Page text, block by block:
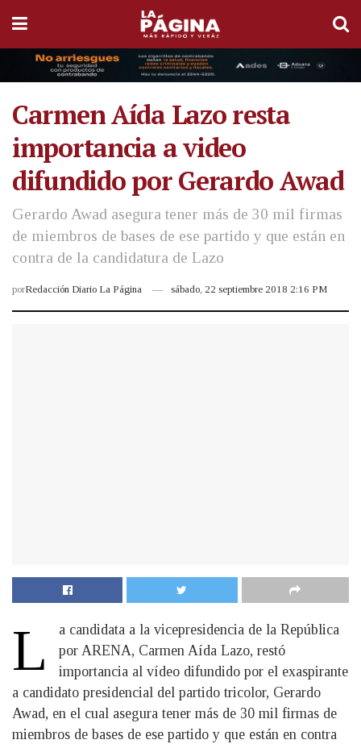
Carmen Aída Lazo resta
importancia a video
difundido por Gerardo Awad
Gerardo Awad asegura tener más de 30 mil firmas
de miembros de bases de ese partido y que están en
contra de la candidatura de Lazo
porRedacción Diario La Página sábado, 22 septiembre 2018 2:16 PM
L
a candidata a la vicepresidencia de la República
por ARENA, Carmen Aída Lazo, restó
importancia al vídeo difundido por el exaspirante
a candidato presidencial del partido tricolor, Gerardo
Awad, en el cual asegura tener más de 30 mil firmas de
miembros de bases de ese partido y que están en contra